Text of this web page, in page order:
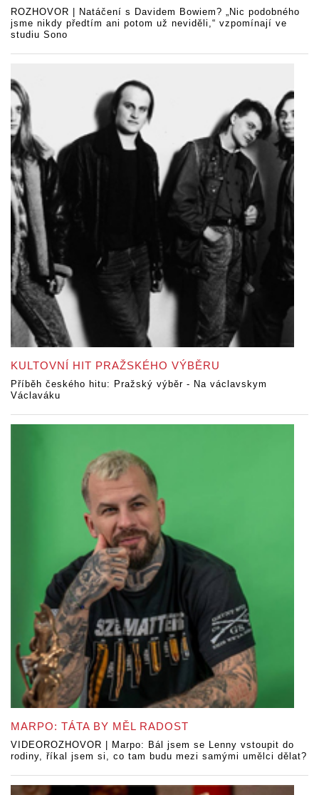
ROZHOVOR | Natáčení s Davidem Bowiem? „Nic podobného
jsme nikdy předtím ani potom už neviděli,“ vzpomínají ve
studiu Sono
KULTOVNÍ HIT PRAŽSKÉHO VÝBĚRU
Příběh českého hitu: Pražský výběr - Na václavskym
Václaváku
MARPO: TÁTA BY MĚL RADOST
VIDEOROZHOVOR | Marpo: Bál jsem se Lenny vstoupit do
rodiny, říkal jsem si, co tam budu mezi samými umělci dělat?